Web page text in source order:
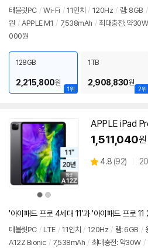
태블릿PC / Wi-Fi / 11인치 / 120Hz / 램: 8GB /
원 / APPLE M1 / 7,538mAh / 최대충전: 약30W
000원
1위
128GB
2,215,800원
2위
1TB
2,908,830원
상
품
상
상
품
상
APPLE iPad
1,511,040원
별
4.8 (상
92)
'아이패드 프로 4세대 11'과 '아이패드 프로 11
태블릿PC / LTE / 11인치 / 120Hz / 램: 6GB /
A12Z Bionic / 7,538mAh / 최대충전: 약30W /